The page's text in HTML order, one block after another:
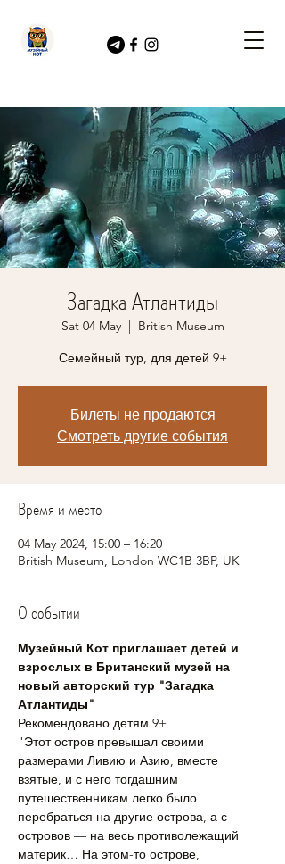
Загадка Атлантиды
Sat 04 May
  |
British Museum
Семейный тур, для детей 9+
Билеты не продаются
Смотреть другие события
Время и место
04 May 2024, 15:00 – 16:20
British Museum, London WC1B 3BP, UK
О событии
Музейный Кот приглашает детей и
взрослых в Британский музей на
новый авторский тур "Загадка
Атлантиды"
Рекомендовано детям 9+
"Этот остров превышал своими
размерами Ливию и Азию, вместе
взятые, и с него тогдашним
путешественникам легко было
перебраться на другие острова, а с
островов — на весь противолежащий
материк… На этом-то острове,